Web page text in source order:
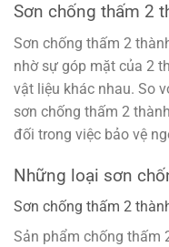
Sơn chống thấm 2
Sơn chống thấm 2
nhờ sự góp mặt của 2
vật liệu khác nhau. So
sơn chống thấm 2
đối trong việc bảo vệ
Những loại sơn
Sơn chống thấm 2
Sản phẩm chống thấm